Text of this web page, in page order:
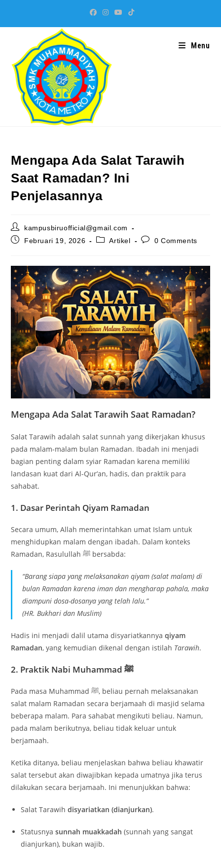
content
Menu
Mengapa Ada Salat Tarawih
Saat Ramadan? Ini
Penjelasannya
Post
author:
kampusbiruofficial@gmail.com
PostFebruari 19, 2026
PostArtikel
Post0 Comments
Mengapa Ada Salat Tarawih Saat Ramadan?
Salat Tarawih adalah salat sunnah yang dikerjakan khusus
pada malam-malam bulan Ramadan. Ibadah ini menjadi
bagian penting dalam syiar Ramadan karena memiliki
landasan kuat dari Al-Qur’an, hadis, dan praktik para
sahabat.
1. Dasar Perintah Qiyam Ramadan
Secara umum, Allah memerintahkan umat Islam untuk
menghidupkan malam dengan ibadah. Dalam konteks
Ramadan, Rasulullah ﷺ bersabda:
“Barang siapa yang melaksanakan qiyam (salat malam) di
bulan Ramadan karena iman dan mengharap pahala, maka
diampuni dosa-dosanya yang telah lalu.”
(HR. Bukhari dan Muslim)
Hadis ini menjadi dalil utama disyariatkannyaqiyam
Ramadan, yang kemudian dikenal dengan istilah Tarawih.
2. Praktik Nabi Muhammad ﷺ
Pada masa Muhammad ﷺ, beliau pernah melaksanakan
salat malam Ramadan secara berjamaah di masjid selama
beberapa malam. Para sahabat mengikuti beliau. Namun,
pada malam berikutnya, beliau tidak keluar untuk
berjamaah.
Ketika ditanya, beliau menjelaskan bahwa beliau khawatir
salat tersebut akan diwajibkan kepada umatnya jika terus
dilakukan secara berjamaah. Ini menunjukkan bahwa:
Salat Tarawihdisyariatkan (dianjurkan).
Statusnyasunnah muakkadah (sunnah yang sangat
dianjurkan), bukan wajib.